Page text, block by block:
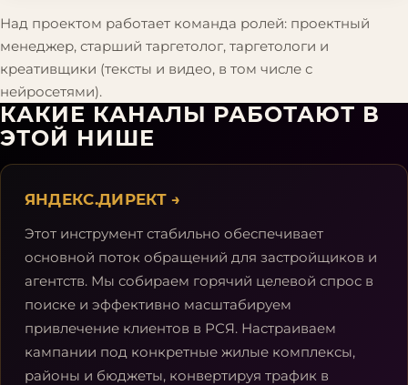
Над проектом работает команда ролей: проектный
менеджер, старший таргетолог, таргетологи и
креативщики (тексты и видео, в том числе с
нейросетями).
КАКИЕ КАНАЛЫ РАБОТАЮТ В
ЭТОЙ НИШЕ
ЯНДЕКС.ДИРЕКТ→
Этот инструмент стабильно обеспечивает
основной поток обращений для застройщиков и
агентств. Мы собираем горячий целевой спрос в
поиске и эффективно масштабируем
привлечение клиентов в РСЯ. Настраиваем
кампании под конкретные жилые комплексы,
районы и бюджеты, конвертируя трафик в